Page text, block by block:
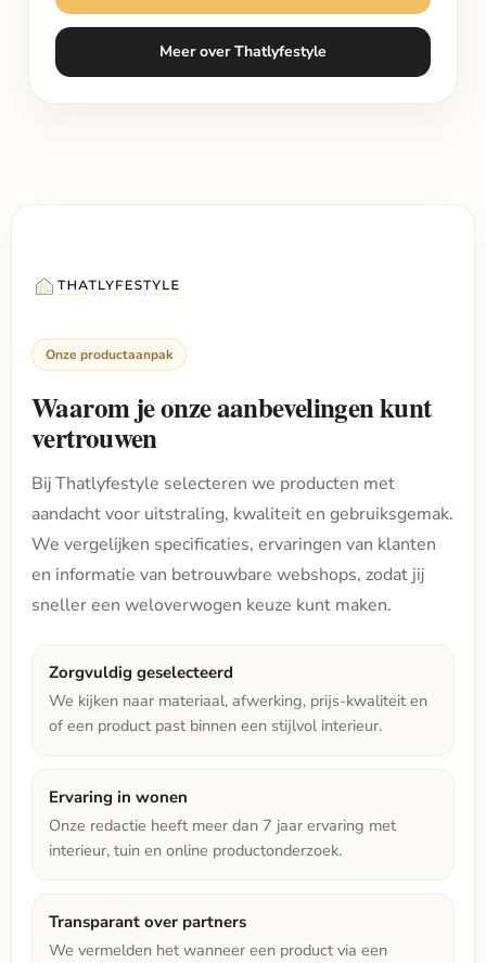
Meer over Thatlyfestyle
Onze productaanpak
Waarom je onze aanbevelingen kunt
vertrouwen
Bij Thatlyfestyle selecteren we producten met
aandacht voor uitstraling, kwaliteit en gebruiksgemak.
We vergelijken specificaties, ervaringen van klanten
en informatie van betrouwbare webshops, zodat jij
sneller een weloverwogen keuze kunt maken.
Zorgvuldig geselecteerd
We kijken naar materiaal, afwerking, prijs-kwaliteit en
of een product past binnen een stijlvol interieur.
Ervaring in wonen
Onze redactie heeft meer dan 7 jaar ervaring met
interieur, tuin en online productonderzoek.
Transparant over partners
We vermelden het wanneer een product via een